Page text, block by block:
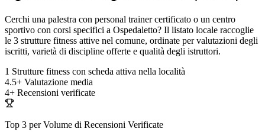
Cerchi una palestra con personal trainer certificato o un centro
sportivo con corsi specifici a Ospedaletto? Il listato locale raccoglie
le 3 strutture fitness attive nel comune, ordinate per valutazioni degli
iscritti, varietà di discipline offerte e qualità degli istruttori.
1 Strutture fitness con scheda attiva nella località
4.5+ Valutazione media
4+ Recensioni verificate
Top 3 per Volume di Recensioni Verificate